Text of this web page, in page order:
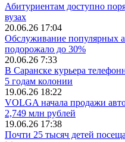
Абитуриентам доступно
вузах
20.06.26 17:04
Обслуживание популярных
подорожало до 30%
20.06.26 7:33
В Саранске курьера
5 годам колонии
19.06.26 18:22
VOLGA начала продажи
2,749 млн рублей
19.06.26 17:38
Почти 25 тысяч детей